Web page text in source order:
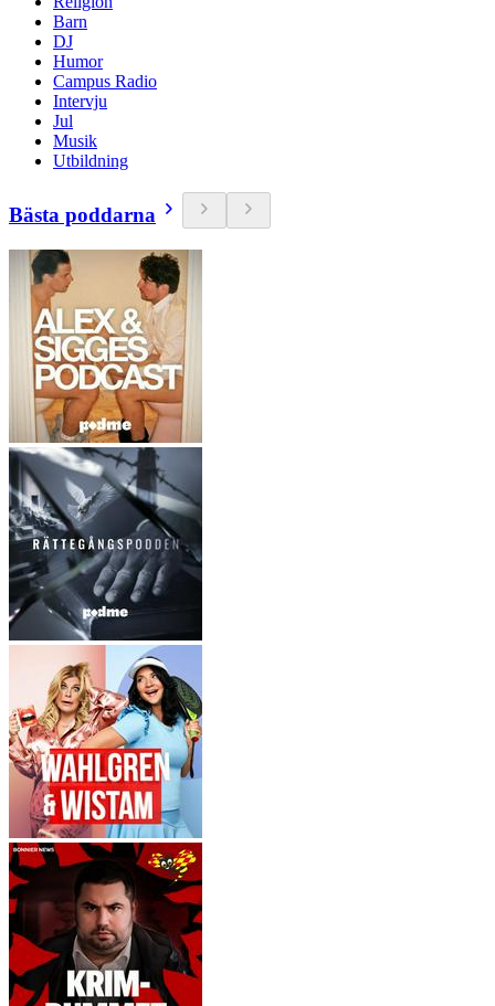
Barn
DJ
Humor
Campus Radio
Intervju
Jul
Musik
Utbildning
Bästa poddarna